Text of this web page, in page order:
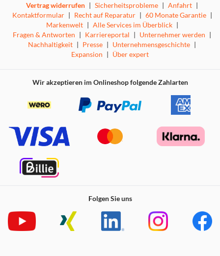
Vertrag widerrufen | Sicherheitsprobleme | Anfahrt |
Kontaktformular | Recht auf Reparatur | 60 Monate Garantie |
Markenwelt | Alle Services im Überblick |
Fragen & Antworten | Karriereportal | Unternehmer werden |
Nachhaltigkeit | Presse | Unternehmensgeschichte |
Expansion | Über expert
Wir akzeptieren im Onlineshop folgende Zahlarten
Folgen Sie uns